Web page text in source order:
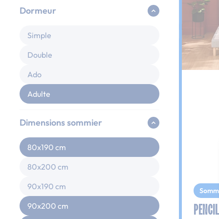
Dormeur
Simple
Double
Ado
Adulte
Dimensions sommier
80x190 cm
80x200 cm
90x190 cm
90x200 cm
PENCIL